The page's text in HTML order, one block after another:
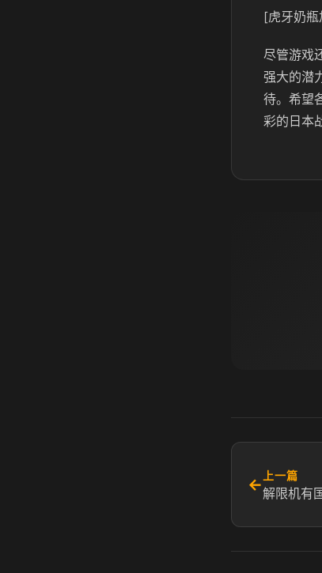
[虎牙奶
尽管游戏
强大的潜
待。希望
彩的日本
← 上一篇
解限机有